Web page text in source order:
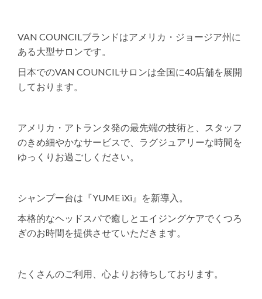
VAN COUNCILブランドはアメリカ・ジョージア州に
ある大型サロンです。
日本でのVAN COUNCILサロンは全国に40店舗を展開
しております。
アメリカ・アトランタ発の最先端の技術と、スタッフ
のきめ細やかなサービスで、ラグジュアリーな時間を
ゆっくりお過ごしください。
シャンプー台は『YUME iXi』を新導入。
本格的なヘッドスパで癒しとエイジングケアでくつろ
ぎのお時間を提供させていただきます。
たくさんのご利用、心よりお待ちしております。